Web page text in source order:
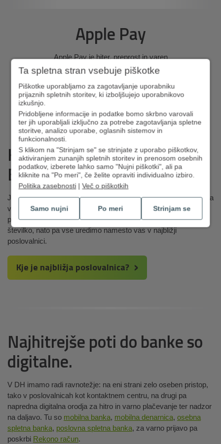
Apple Pay
Apple Pay je hiter, preprost in varen
način plačevanja s karticami DH.
Več o tem
Kako zamenjati banko?
Enostavno.
Je dozorel čas, da se preselite k nam? Smo priljubljena izbira za
vse, ki iščete odlične pogoje poslovanja ter hitro, strokovno in
prijazno obravnavo. Potrebujete le osebni dokument in davčno
številko, nato pa vse uredimo namesto vas v najbližji
poslovalnici.
Kje je najbližja poslovalnica?
Najhitrejše poti do banke so
digitalne.
V DH imamo radi ravnotežje: na eni strani zelo oseben pristop,
tako v poslovalnicah kot kontaktnem centru, na drugi pa
napredna digitalna orodja za hitro in varno plačevanje ter nadzor
na daljavo. Tu so mobilna banka, mobilna denarnica, osebna
spletna banka, poslovna spletna banka, za varno prijavo pa
poskrbi Rekono račun.
Ta spletna stran vsebuje piškotke
Piškotke uporabljamo za zagotavljanje uporabniku
prijaznih spletnih storitev, ki izboljšujejo uporabnikovo
izkušnjo.
Pridobljene informacije in podatke bomo skrbno varovali
ter jih uporabljali izključno za potrebe zagotavljanja spletne
storitve, analizo uporabe, oglasnih sistemov in
funkcionalnosti.
S klikom na "Strinjam se" se strinjate z uporabo piškotkov,
aktiviranjem zunanjih spletnih storitev in prenosom osebnih
podatkov, izberete lahko samo "Nujni piškotki", ali pa
kliknite na "Po meri", če želite opraviti individualno izbiro.
Politika zasebnosti |Več o piškotkih
Samo nujni Po meri Strinjam se